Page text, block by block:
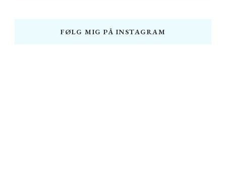
FØLG MIG PÅ INSTAGRAM